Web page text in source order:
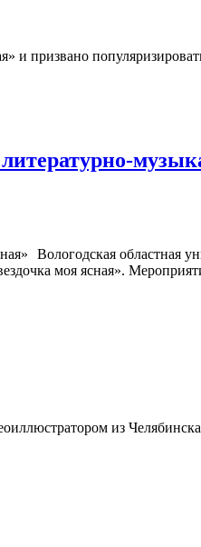
и призвано
Вологодская областная
моя ясная».
из